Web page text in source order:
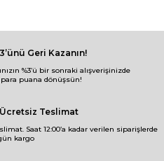
Geri Kazanın!
%3’ü bir sonraki alışverişinizde
puana dönüşsün!
Teslimat
Saat 12:00’a kadar verilen siparişlerde
kargo